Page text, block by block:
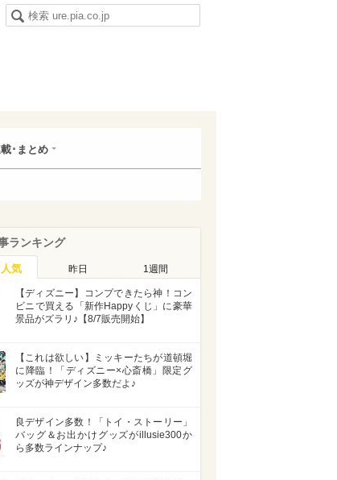
･まとめ
ランキング
気 昨日 1週間
【ディズニー】コンプできたら神！コン
ビニで買える「新作Happyくじ」に豪華
景品がズラリ♪【8/7販売開始】
【これは欲しい】ミッキーたちが道頓堀
に降臨！「ディズニー×心斎橋」限定グ
ッズが神デザイン多数だよ♪
良デザイン多数！「トイ・ストーリー」
バッグ＆お出かけグッズがillusie300か
ら多数ラインナップ♪